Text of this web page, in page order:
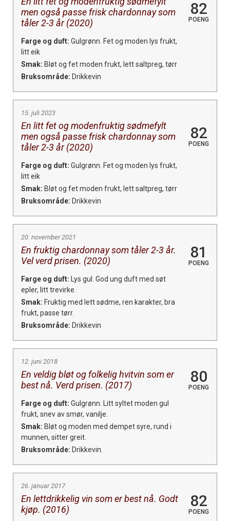
men også passe frisk chardonnay som
tåler 2-3 år (2020)
82
POENG
Farge og duft: Gulgrønn. Fet og moden lys frukt,
litt eik
Smak: Bløt og fet moden frukt, lett saltpreg, tørr
Bruksområde: Drikkevin
15. juli 2023
En litt fet og modenfruktig sødmefylt
men også passe frisk chardonnay som
tåler 2-3 år (2020)
82
POENG
Farge og duft: Gulgrønn. Fet og moden lys frukt,
litt eik
Smak: Bløt og fet moden frukt, lett saltpreg, tørr
Bruksområde: Drikkevin
20. november 2021
En fruktig chardonnay som tåler 2-3 år.
Vel verd prisen. (2020)
81
POENG
Farge og duft: Lys gul. God ung duft med søt
epler, litt trevirke.
Smak: Fruktig med lett sødme, ren karakter, bra
frukt, passe tørr.
Bruksområde: Drikkevin
12. juni 2018
En veldig bløt og folkelig hvitvin som er
best nå. Verd prisen. (2017)
80
POENG
Farge og duft: Gulgrønn. Litt syltet moden gul
frukt, snev av smør, vanilje.
Smak: Bløt og moden med dempet syre, rund i
munnen, sitter greit.
Bruksområde: Drikkevin.
26. januar 2017
En lettdrikkelig vin som er best nå. Godt
kjøp. (2016)
82
POENG